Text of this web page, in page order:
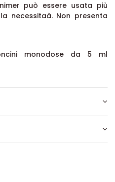
può essere usata più
necessitaà. Non presenta
monodose da 5 ml